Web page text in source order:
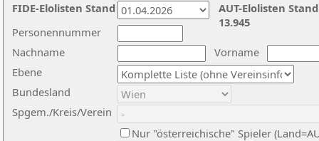
Nachname
Vorname
Ebene
Personennummer
Bundesland
Spgem./Kreis/Verein
Nur "österreichische" Spieler
AUT-Elolisten
13.945
FIDE-Elolisten Stand